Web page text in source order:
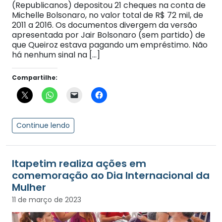
(Republicanos) depositou 21 cheques na conta de
Michelle Bolsonaro, no valor total de R$ 72 mil, de
2011 a 2016. Os documentos divergem da versão
apresentada por Jair Bolsonaro (sem partido) de
que Queiroz estava pagando um empréstimo. Não
há nenhum sinal na […]
Compartilhe:
Continue lendo
Itapetim realiza ações em
comemoração ao Dia Internacional da
Mulher
11 de março de 2023